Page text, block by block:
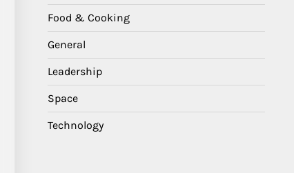
Food & Cooking
General
Leadership
Space
Technology